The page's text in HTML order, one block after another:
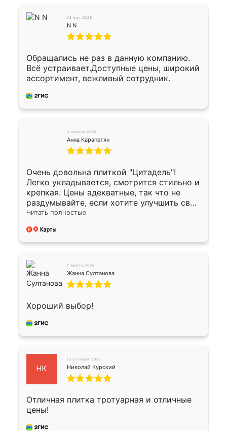
28 мая 2026
N N
Обращались не раз в данную компанию.
Всё устраивает.Доступные цены, широкий
ассортимент, вежливый сотрудник.
3 апреля 2026
Анна Карапетян
Очень довольна плиткой "Цитадель"!
Легко укладывается, смотрится стильно и
крепкая. Цены адекватные, так что не
раздумывайте, если хотите улучшить свой
двор!
Читать полностью
7 марта 2026
Жанна Султанова
Хороший выбор!
НК
13 октября 2025
Николай Курский
Отличная плитка тротуарная и отличные
цены!